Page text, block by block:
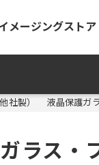
メージングストア
社製） 液晶保護ガ
ラス・